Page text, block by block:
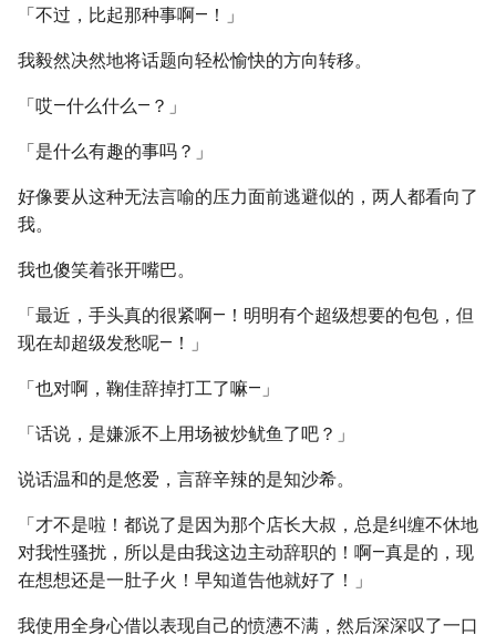
「不过，比起那种事啊—！」
我毅然决然地将话题向轻松愉快的方向转移。
「哎—什么什么—？」
「是什么有趣的事吗？」
好像要从这种无法言喻的压力面前逃避似的，两人都看向了
我。
我也傻笑着张开嘴巴。
「最近，手头真的很紧啊—！明明有个超级想要的包包，但
现在却超级发愁呢—！」
「也对啊，鞠佳辞掉打工了嘛—」
「话说，是嫌派不上用场被炒鱿鱼了吧？」
说话温和的是悠爱，言辞辛辣的是知沙希。
「才不是啦！都说了是因为那个店长大叔，总是纠缠不休地
对我性骚扰，所以是由我这边主动辞职的！啊—真是的，现
在想想还是一肚子火！早知道告他就好了！」
我使用全身心借以表现自己的愤懑不满，然后深深叹了一口